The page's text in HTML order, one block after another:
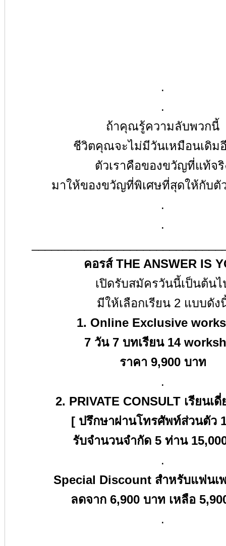
.
.
ถ้าคุณรู้ความลับพวกนี้
ชีวิตคุณจะไม่มีวันเหมือนเดิม
ตัวเราคือของขวัญที่แท้จริ
มาให้ของขวัญที่พิเศษที่สุดให้กับตั
.
.
คอรส์THE ANSWER IS
เปิดรับสมัครวันนี้เป็นต้นไ
มีให้เลือกเรียน 2 แบบดัง
1. Online Exclusive
7 วัน7 บทเรียน14
ราคา 9,900 บาท
.
2. PRIVATE CONSULT เรียนเ
[ ปรึกษาผ่านโทรศัพท์ส่วนตัว
รับจำนวนจำกัด5 ท่าน
.
Special Discount สำหรับแฟนเ
ลดจาก 6,900 บาท เหลือ
.